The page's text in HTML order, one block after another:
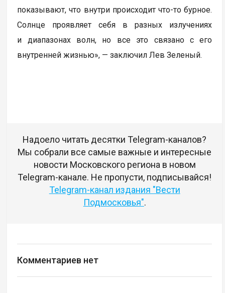
показывают, что внутри происходит что-то бурное.
Солнце проявляет себя в разных излучениях
и диапазонах волн, но все это связано с его
внутренней жизнью», — заключил Лев Зеленый.
Надоело читать десятки Telegram-каналов?
Мы собрали все самые важные и интересные
новости Московского региона в новом
Telegram-канале. Не пропусти, подписывайся!
Telegram-канал издания "Вести
Подмосковья".
Комментариев нет